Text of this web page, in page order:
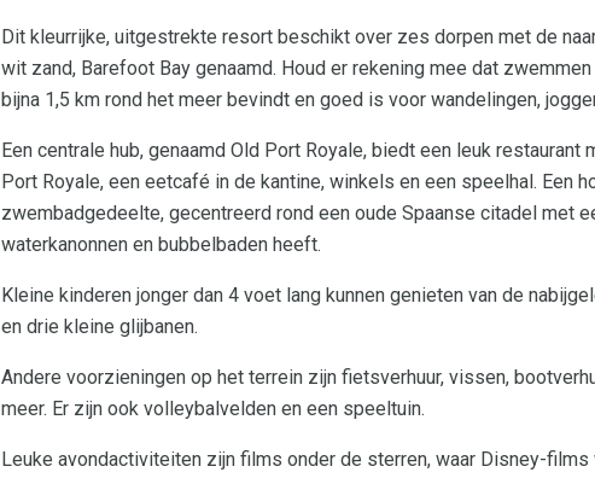
Dit kleurrijke, uitgestrekte resort beschikt over zes dorpen met de
wit zand, Barefoot Bay genaamd. Houd er rekening mee dat
bijna 1,5 km rond het meer bevindt en goed is voor wandelingen,
Een centrale hub, genaamd Old Port Royale, biedt een leuk
Port Royale, een eetcafé in de kantine, winkels en een speelhal. Een
zwembadgedeelte, gecentreerd rond een oude Spaanse citadel met
waterkanonnen en bubbelbaden heeft.
Kleine kinderen jonger dan 4 voet lang kunnen genieten van de
en drie kleine glijbanen.
Andere voorzieningen op het terrein zijn fietsverhuur, vissen,
meer. Er zijn ook volleybalvelden en een speeltuin.
Leuke avondactiviteiten zijn films onder de sterren, waar Disney-